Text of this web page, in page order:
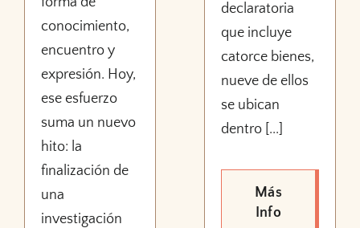
conocimiento,
encuentro y
expresión. Hoy,
ese esfuerzo
suma un nuevo
hito: la
finalización de
una
investigación
declaratoria
que incluye
catorce bienes,
nueve de ellos
se ubican
dentro [...]
Más
Info